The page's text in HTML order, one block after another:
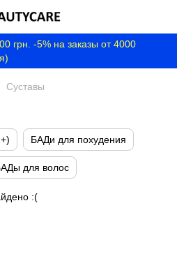
грн. -5% на заказы от 4000
Суставы
БАДи для похудения
для волос
:(